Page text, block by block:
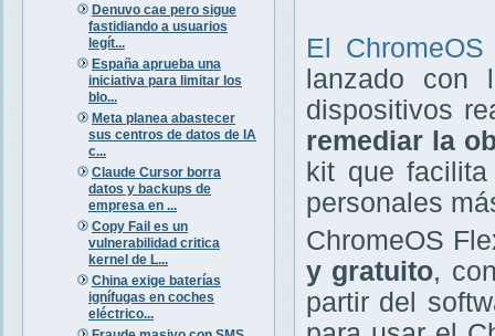
Denuvo cae pero sigue
fastidiando a usuarios
legít...
España aprueba una
iniciativa para limitar los
blo...
Meta planea abastecer
sus centros de datos de IA
c...
Claude Cursor borra
datos y backups de
empresa en ...
Copy Fail es un
vulnerabilidad critica
kernel de L...
China exige baterías
ignífugas en coches
eléctrico...
El
lanzado con
dispositivos
remediar la
kit que facilita
personales
ChromeOS
y gratuito,
partir del